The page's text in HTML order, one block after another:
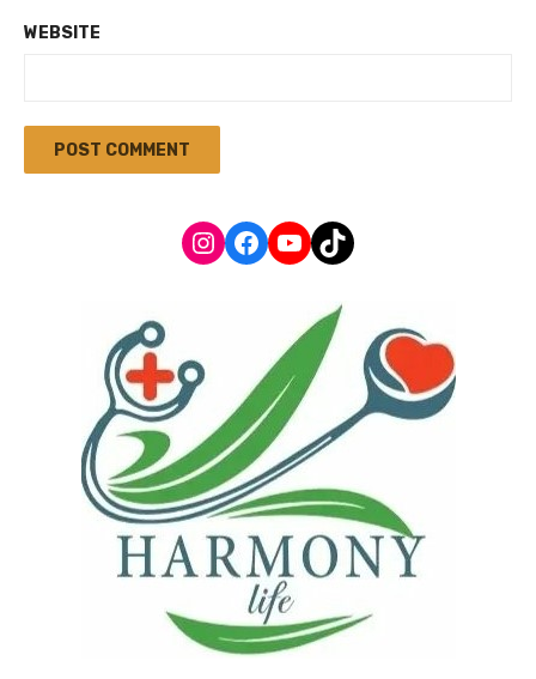
WEBSITE
Instagram
Facebook
YouTube
TikTok